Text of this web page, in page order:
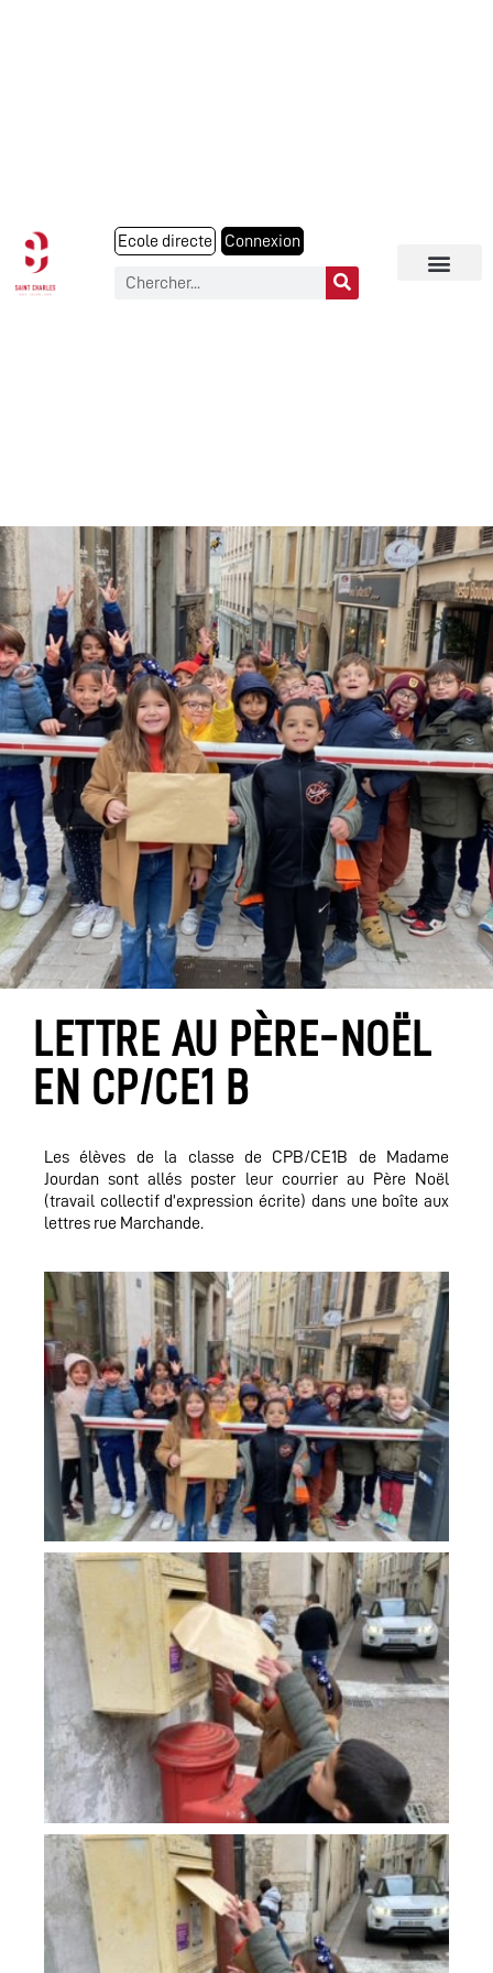
Ecole directe Connexion
LETTRE AU PÈRE-NOËL
EN CP/CE1 B
Les élèves de la classe de CPB/CE1B de Madame
Jourdan sont allés poster leur courrier au Père Noël
(travail collectif d’expression écrite) dans une boîte aux
lettres rue Marchande.